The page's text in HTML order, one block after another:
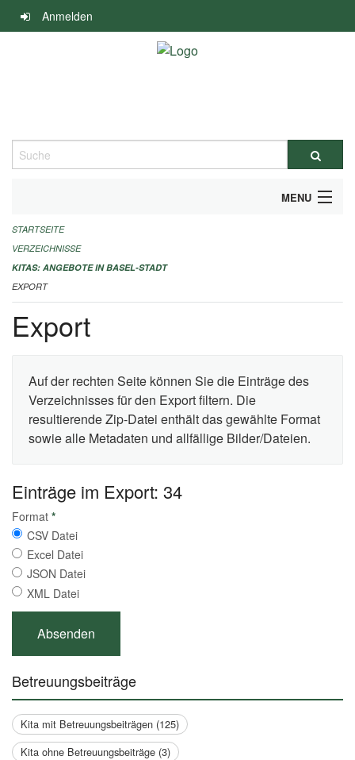
Navigation
überspringen
Anmelden
Suche
MENU
ALLGEMEINE INFORMATIONEN
IMPRESSUM
STARTSEITE
VERZEICHNISSE
KITAS: ANGEBOTE IN BASEL-STADT
EXPORT
Export
Auf der rechten Seite können Sie die Einträge des
Verzeichnisses für den Export filtern. Die
resultierende Zip-Datei enthält das gewählte Format
sowie alle Metadaten und allfällige Bilder/Dateien.
Einträge im Export: 34
Format *
CSV Datei
Excel Datei
JSON Datei
XML Datei
Betreuungsbeiträge
Kita mit Betreuungsbeiträgen (125)
Kita ohne Betreuungsbeiträge (3)